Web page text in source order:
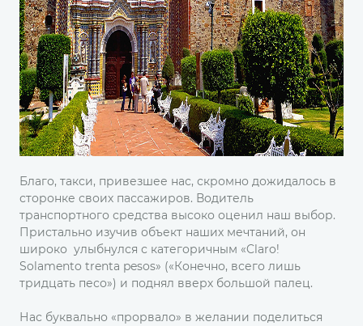
Благо, такси, привезшее нас, скромно дожидалось в
сторонке своих пассажиров. Водитель
транспортного средства высоко оценил наш выбор.
Пристально изучив объект наших мечтаний, он
широко улыбнулся с категоричным «Claro!
Solamento trenta pesos» («Конечно, всего лишь
тридцать песо») и поднял вверх большой палец.
Нас буквально «прорвало» в желании поделиться